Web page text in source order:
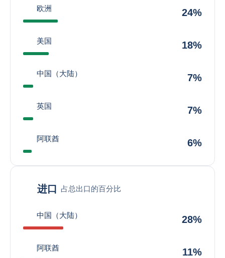
欧洲 24%
美国 18%
中国（大陆） 7%
英国 7%
阿联酋 6%
进口 占总出口的百分比
中国（大陆） 28%
阿联酋 11%